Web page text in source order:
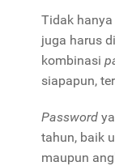
Tidak
juga harus
kombinasi
siapapun,
Password
tahun, baik
maupun